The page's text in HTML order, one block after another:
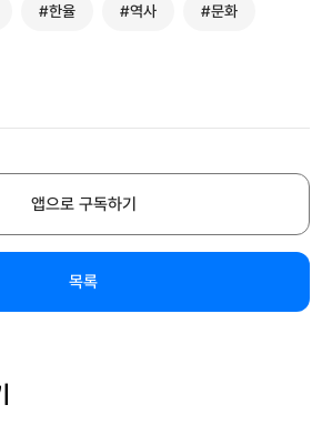
#한율 #역사 #문화
앱으로 구독하기
목록